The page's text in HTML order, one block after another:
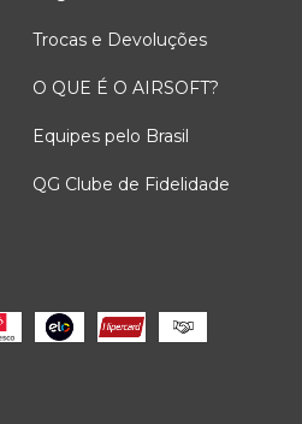
Trocas e Devoluções
O QUE É O AIRSOFT?
Equipes pelo Brasil
QG Clube de Fidelidade